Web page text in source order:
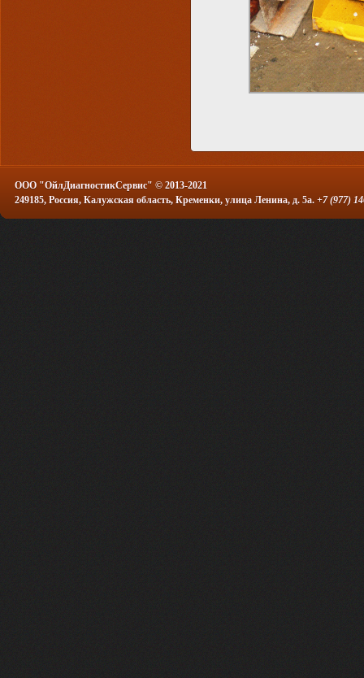
OOO "ОйлДиагностикСервис" © 2013-2021
249185, Россия, Калужская область, Кременки, улица Ленина, д. 5а. +7 (977)